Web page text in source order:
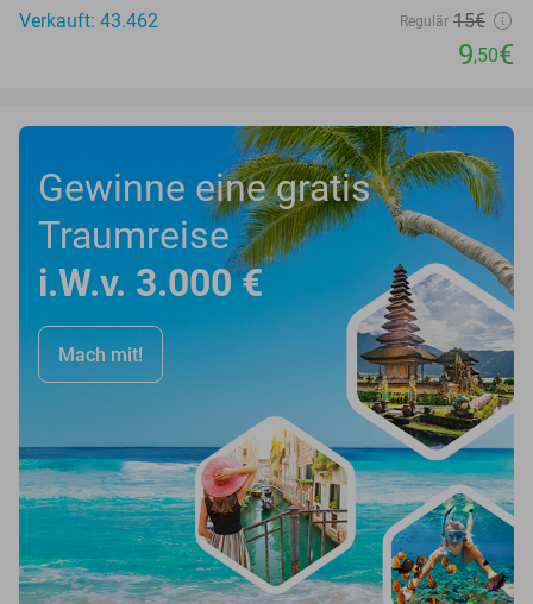
Verkauft: 43.462 Regulär 15€
9,50€
Gewinne eine gratis
Traumreise
i.W.v. 3.000 €
Mach mit!